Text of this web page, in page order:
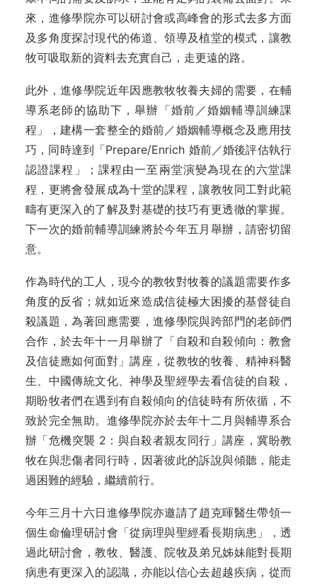
來，進修學院亦可以研討會或高峰會的形式去多方面
及多角度探討現代的佈道、領導及植堂的模式，讓教
牧可吸取新的資料去充實自己，走更遠的路。
此外，進修學院近年因應教牧牧養夫婦的需要，在輔
導系老師的協助下，舉辦「婚前／婚姻輔導訓練課
程」，建構一套整全的婚前／婚姻輔導概念及應用技
巧，同時達到「Prepare/Enrich 婚前／婚後評估執行
認證課程」；課程由一至兩堂演變為現在的六堂課
程，更將會發展成為十堂的課程，讓教牧同工對此範
疇有更深入的了解及對基礎的技巧有更透徹的掌握。
下一次的婚前輔導訓練將於今年五月舉辦，請密切留
意。
作為時代的工人，現今的教牧對牧養的議題需要作多
角度的反省；就如近來造成信徒極大困擾的基督徒自
殺議題，為著回應需要，進修學院與跨部門的老師們
合作，於去年十一月舉辦了「自殺和自殺傾向：教會
及信徒應如何面對」講座，從教牧的牧養、精神科醫
生、中國傳統文化、神學及聖經學去看信徒的自殺，
期盼牧者們在遇到有自殺傾向的信徒時有所依循，不
致於完全無助。進修學院亦於去年十二月與輔導系合
辦「危機突襲 2：與自殺者親友同行」講座，冀盼教
牧在與悲傷者同行時，因著彼此的訴說與傾聽，能走
過困難的經驗，繼續前行。
今年三月十六日進修學院亦邀請了趙克暉醫生帶領一
個生命倫理研討會「從病理與聖經看長期病患」，透
過此研討會，教牧、醫護、院牧及弟兄姊妹能對長期
病患有更深入的認識，亦能以信心去超越疾病，從而